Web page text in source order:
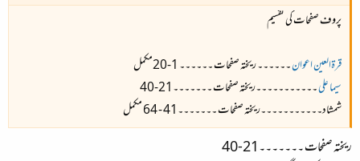
پروف صفحات کی تقسیم
قرۃالعین اعوان۔۔۔۔۔۔ ریختہ صفحات ۔۔۔۔۔۔ 1-20
مکمل
سیما علی۔۔۔۔۔۔۔۔۔۔۔ریختہ صفحات ۔۔۔۔۔۔۔21-40
شمشاد۔۔۔۔۔۔۔۔۔۔۔ریختہ صفحات ۔۔۔۔۔۔۔41 - 64
مکمل
ریختہ صفحات ۔۔۔۔۔۔۔21-40